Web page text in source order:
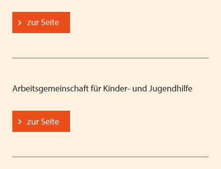
zur Seite
Arbeitsgemeinschaft für Kinder- und Jugendhilfe
zur Seite